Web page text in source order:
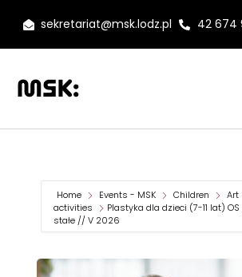
sekretariat@msk.lodz.pl 42 674
Home Events - MSK Children Art
activities
Plastyka dla dzieci (7-11 lat)
stałe // V 2026